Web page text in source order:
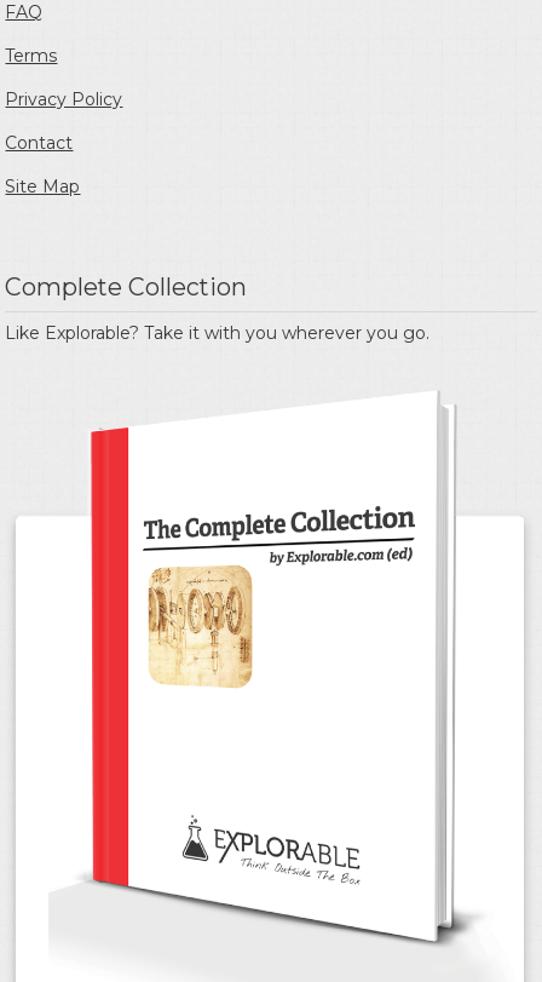
FAQ
Terms
Privacy Policy
Contact
Site Map
Complete Collection
Like Explorable? Take it with you wherever you go.